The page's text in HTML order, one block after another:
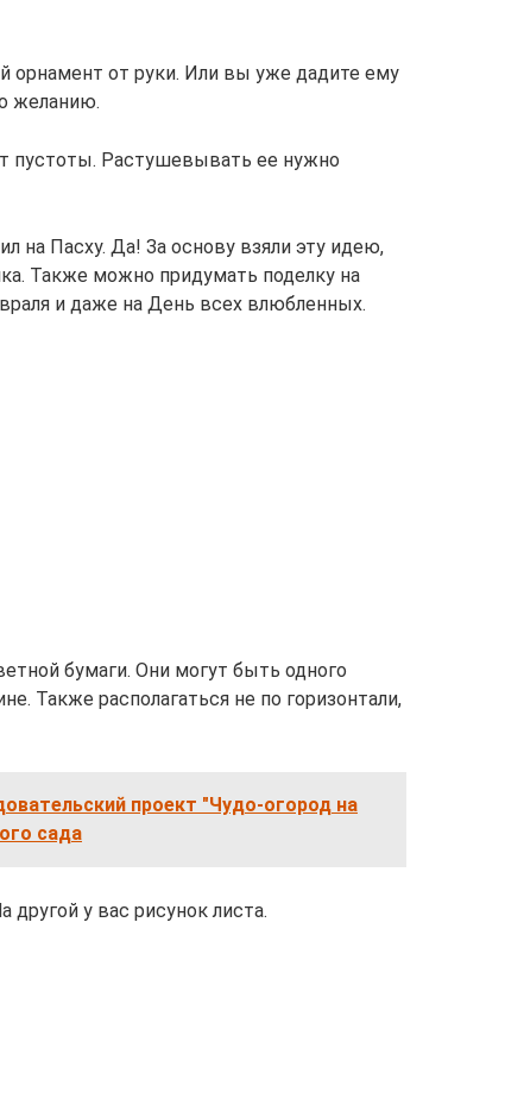
орнамент от руки. Или вы уже дадите ему
желанию.
пустоты. Растушевывать ее нужно
на Пасху. Да! За основу взяли эту идею,
Также можно придумать поделку на
и даже на День всех влюбленных.
бумаги. Они могут быть одного
Также располагаться не по горизонтали,
проект "Чудо-огород на
сада
другой у вас рисунок листа.